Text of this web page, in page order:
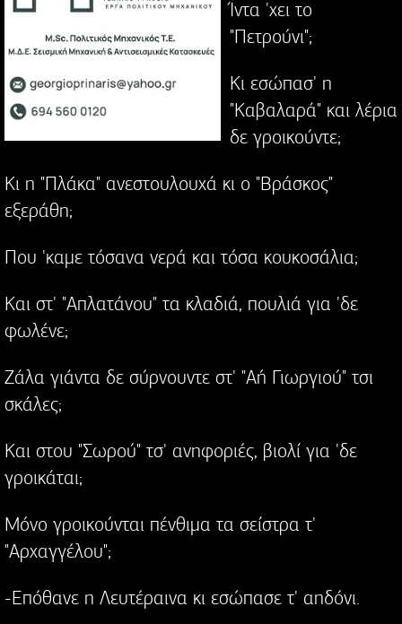
Ίντα 'χει το
"Πετρούνι";
Κι εσώπασ' η
"Καβαλαρά" και λέρια
δε γροικούντε;
Κι η "Πλάκα" ανεστουλουχά κι ο "Βράσκος"
εξεράθη;
Που 'καμε τόσανα νερά και τόσα κουκοσάλια;
Και στ' "Απλατάνου" τα κλαδιά, πουλιά για 'δε
φωλένε;
Ζάλα γιάντα δε σύρνουντε στ' "Αή Γιωργιού" τσι
σκάλες;
Και στου "Σωρού" τσ' ανηφοριές, βιολί για 'δε
γροικάται;
Μόνο γροικούνται πένθιμα τα σείστρα τ'
"Αρχαγγέλου";
-Επόθανε η Λευτέραινα κι εσώπασε τ' αηδόνι.